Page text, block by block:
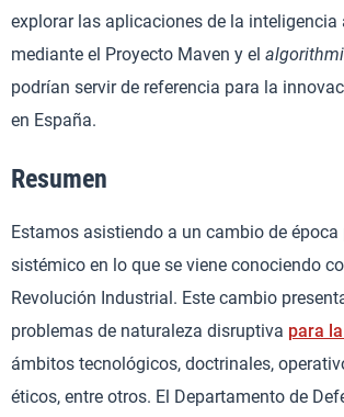
explorar las aplicaciones de la inteligencia
mediante el Proyecto Maven y el
podrían servir de referencia para la
en España.
Resumen
Estamos asistiendo a un cambio de
sistémico en lo que se viene conociendo
Revolución Industrial. Este cambio
problemas de naturaleza disruptiva para
ámbitos tecnológicos, doctrinales,
éticos, entre otros. El Departamento de